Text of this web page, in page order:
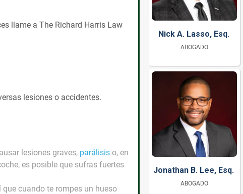
llame a The Richard Harris Law
lesiones o accidentes.
lesiones graves, parálisis o, en
es posible que sufras fuertes
cuando te rompes un hueso
Nick A. Lasso, Esq.
ABOGADO
Jonathan B. Lee, Esq.
ABOGADO